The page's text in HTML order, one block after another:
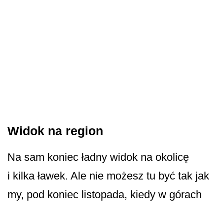
Widok na region
Na sam koniec ładny widok na okolicę
i kilka ławek. Ale nie możesz tu być tak jak
my, pod koniec listopada, kiedy w górach